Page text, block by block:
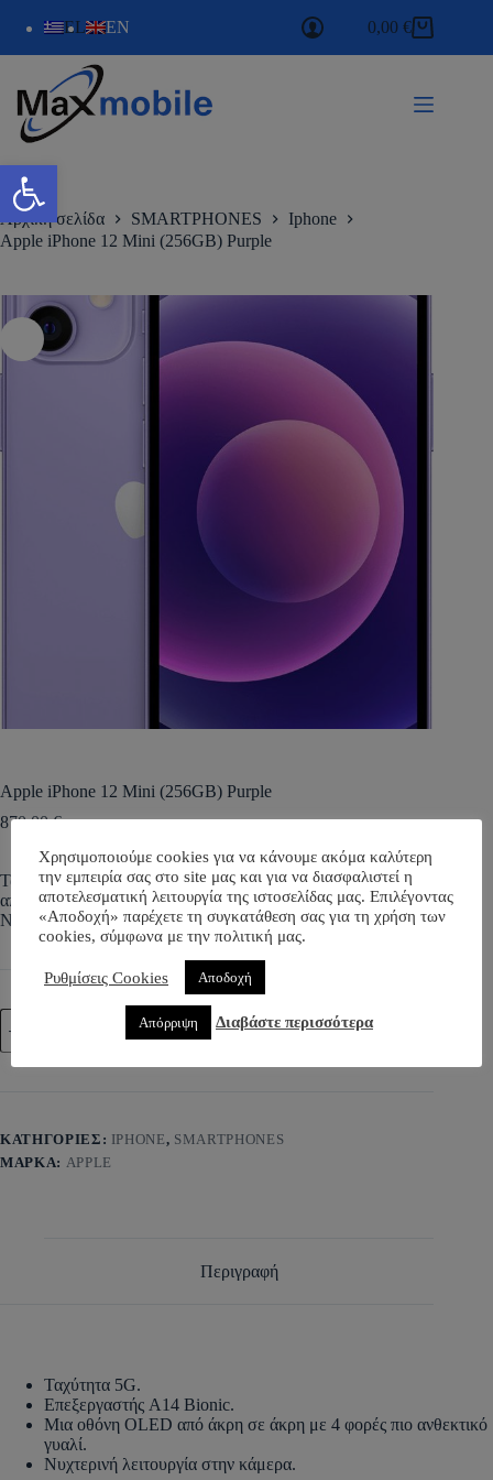
EL EN 0,00€
Αρχική σελίδα SMARTPHONES
Iphone
Apple iPhone 12 Mini (256GB) Purple
Apple iPhone 12 Mini (256GB) Purple
870,00€
Ταχύτητα 5G. Επεξεργαστής A14 Bionic. Μια οθόνη OLED
από άκρη σε άκρη με 4 φορές πιο ανθεκτικό γυαλί.
Νυχτερινή λειτουργία στην κάμερα.
Προσθήκη στο καλάθι
ΚΑΤΗΓΟΡΊΕΣ: IPHONE, SMARTPHONES
ΜΆΡΚΑ: APPLE
Περιγραφή
Ταχύτητα 5G.
Επεξεργαστής A14 Bionic.
Μια οθόνη OLED από άκρη σε άκρη με 4 φορές πιο ανθεκτικό
γυαλί.
Νυχτερινή λειτουργία στην κάμερα.
Χρησιμοποιούμε cookies για να κάνουμε ακόμα καλύτερη
την εμπειρία σας στο site μας και για να διασφαλιστεί η
αποτελεσματική λειτουργία της ιστοσελίδας μας. Επιλέγοντας
«Αποδοχή» παρέχετε τη συγκατάθεση σας για τη χρήση των
cookies, σύμφωνα με την πολιτική μας.
Ρυθμίσεις Cookies Αποδοχή
Απόρριψη Διαβάστε περισσότερα
Ανοίξτε τη γραμμή εργαλείων